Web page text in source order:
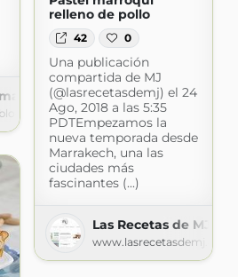
relleno de pollo
42 0
Una publicación
compartida de MJ
(@lasrecetasdemj) el 24
Ago, 2018 a las 5:35
PDTEmpezamos la
nueva temporada desde
Marrakech, una las
ciudades más
fascinantes (...)
Las Recetas de MJ
www.lasrecetasdemj.com